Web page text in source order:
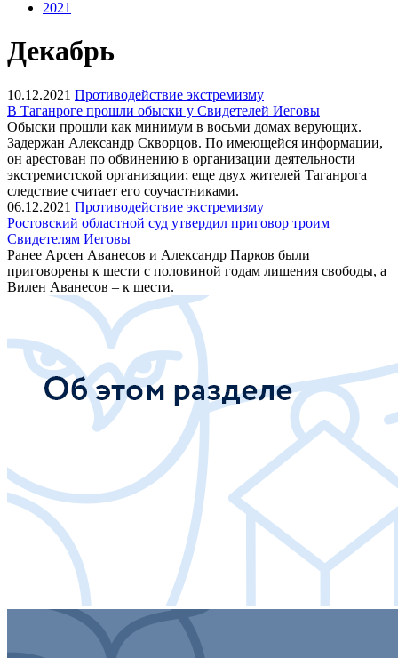
2021
Декабрь
10.12.2021 Противодействие экстремизму
В Таганроге прошли обыски у Свидетелей Иеговы
Обыски прошли как минимум в восьми домах верующих.
Задержан Александр Скворцов. По имеющейся информации,
он арестован по обвинению в организации деятельности
экстремистской организации; еще двух жителей Таганрога
следствие считает его соучастниками.
06.12.2021 Противодействие экстремизму
Ростовский областной суд утвердил приговор троим
Свидетелям Иеговы
Ранее Арсен Аванесов и Александр Парков были
приговорены к шести с половиной годам лишения свободы, а
Вилен Аванесов – к шести.